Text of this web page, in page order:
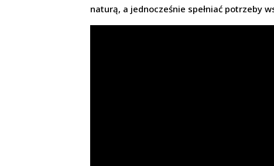
naturą, a jednocześnie spełniać potrzeby